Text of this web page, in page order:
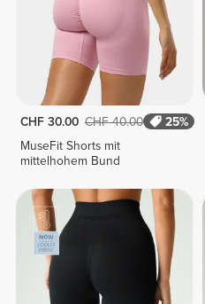
CHF 30.00 CHF 40.00
25%
MuseFit Shorts mit
mittelhohem Bund